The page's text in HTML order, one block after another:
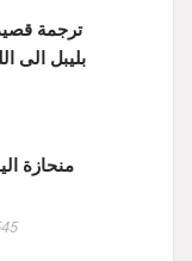
ترجمة
بليبل الى
منحازة